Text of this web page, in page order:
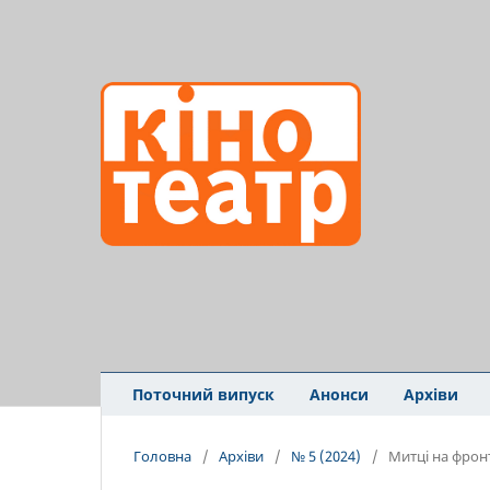
Поточний випуск Анонси Архіви
Головна / Архіви / № 5 (2024) / Митці на